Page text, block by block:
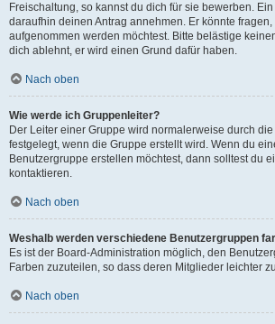
Freischaltung, so kannst du dich für sie bewerben.
daraufhin deinen Antrag annehmen. Er könnte
aufgenommen werden möchtest. Bitte belästige
dich ablehnt, er wird einen Grund dafür haben.
Nach oben
Wie werde ich Gruppenleiter?
Der Leiter einer Gruppe wird normalerweise durch
festgelegt, wenn die Gruppe erstellt wird. Wenn du
Benutzergruppe erstellen möchtest, dann solltest du
kontaktieren.
Nach oben
Weshalb werden verschiedene Benutzergruppen
Es ist der Board-Administration möglich, den
Farben zuzuteilen, so dass deren Mitglieder leichter
Nach oben